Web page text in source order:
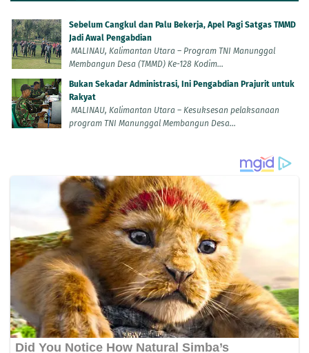
Sebelum Cangkul dan Palu Bekerja, Apel Pagi Satgas TMMD
Jadi Awal Pengabdian
MALINAU, Kalimantan Utara – Program TNI Manunggal
Membangun Desa (TMMD) Ke-128 Kodim...
Bukan Sekadar Administrasi, Ini Pengabdian Prajurit untuk
Rakyat
MALINAU, Kalimantan Utara – Kesuksesan pelaksanaan
program TNI Manunggal Membangun Desa...